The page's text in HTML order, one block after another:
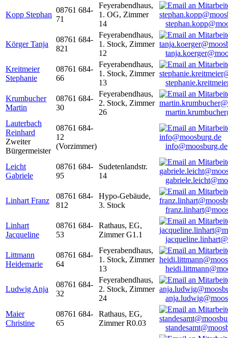
Kopp Stephan
08761 684-
71
Feyerabendhaus,
1. OG, Zimmer
14
Körger Tanja
08761 684-
821
Feyerabendhaus,
1. Stock, Zimmer
12
Kreitmeier
Stephanie
08761 684-
66
Feyerabendhaus,
1. Stock, Zimmer
13
Krumbucher
Martin
08761 684-
30
Feyerabendhaus,
2. Stock, Zimmer
26
Lauterbach
Reinhard
Zweiter
Bürgermeister
08761 684-
12
(Vorzimmer)
info@moosburg.de
Leicht
Gabriele
08761 684-
95
Sudetenlandstr.
14
Linhart Franz
08761 684-
812
Hypo-Gebäude,
3. Stock
Linhart
Jacqueline
08761 684-
53
Rathaus, EG,
Zimmer G1.1
Littmann
Heidemarie
08761 684-
64
Feyerabendhaus,
1. Stock, Zimmer
13
Ludwig Anja
08761 684-
32
Feyerabendhaus,
2. Stock, Zimmer
24
Maier
Christine
08761 684-
65
Rathaus, EG,
Zimmer R0.03